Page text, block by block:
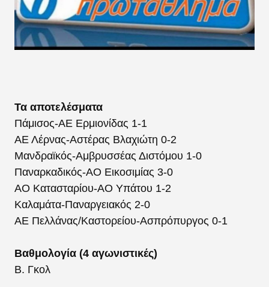
Τα αποτελέσματα
Πάμισος-ΑΕ Ερμιονίδας 1-1
ΑΕ Λέρνας-Αστέρας Βλαχιώτη 0-2
Μανδραϊκός-Αμβρυσσέας Διστόμου 1-0
Παναρκαδικός-ΑΟ Εικοσιμίας 3-0
ΑΟ Κατασταρίου-ΑΟ Υπάτου 1-2
Καλαμάτα-Παναργειακός 2-0
ΑΕ Πελλάνας/Καστορείου-Ασπρόπυργος 0-1
Βαθμολογία (4 αγωνιστικές)
Β. Γκολ